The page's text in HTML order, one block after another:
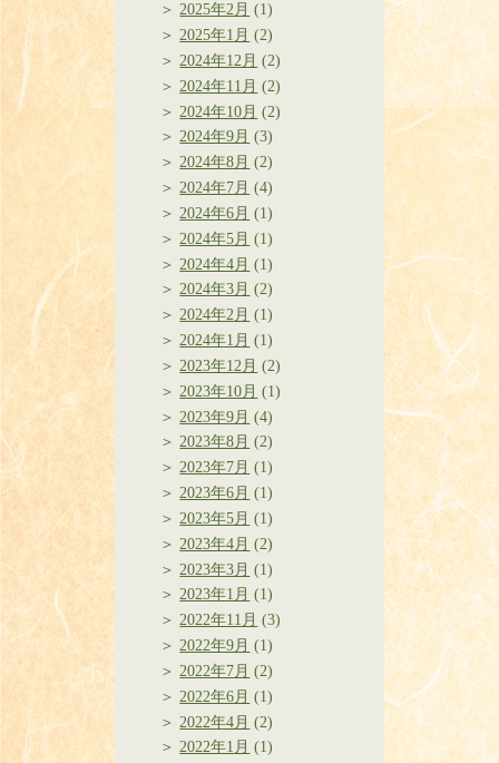
2025年2月 (1)
2025年1月 (2)
2024年12月 (2)
2024年11月 (2)
2024年10月 (2)
2024年9月 (3)
2024年8月 (2)
2024年7月 (4)
2024年6月 (1)
2024年5月 (1)
2024年4月 (1)
2024年3月 (2)
2024年2月 (1)
2024年1月 (1)
2023年12月 (2)
2023年10月 (1)
2023年9月 (4)
2023年8月 (2)
2023年7月 (1)
2023年6月 (1)
2023年5月 (1)
2023年4月 (2)
2023年3月 (1)
2023年1月 (1)
2022年11月 (3)
2022年9月 (1)
2022年7月 (2)
2022年6月 (1)
2022年4月 (2)
2022年1月 (1)